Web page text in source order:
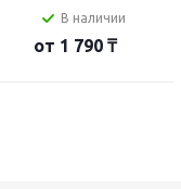
В наличии
от 1 790 ₸